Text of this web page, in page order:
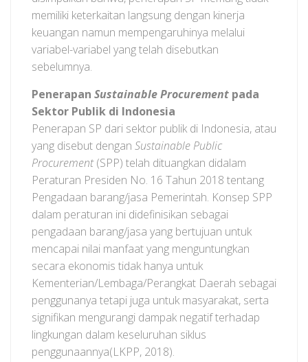
memiliki keterkaitan langsung dengan kinerja
keuangan namun mempengaruhinya melalui
variabel-variabel yang telah disebutkan
sebelumnya.
Penerapan Sustainable Procurement pada
Sektor Publik di Indonesia
Penerapan SP dari sektor publik di Indonesia, atau
yang disebut dengan Sustainable Public
Procurement(SPP) telah dituangkan didalam
Peraturan Presiden No. 16 Tahun 2018 tentang
Pengadaan barang/jasa Pemerintah. Konsep SPP
dalam peraturan ini didefinisikan sebagai
pengadaan barang/jasa yang bertujuan untuk
mencapai nilai manfaat yang menguntungkan
secara ekonomis tidak hanya untuk
Kementerian/Lembaga/Perangkat Daerah sebagai
penggunanya tetapi juga untuk masyarakat, serta
signifikan mengurangi dampak negatif terhadap
lingkungan dalam keseluruhan siklus
penggunaannya(LKPP, 2018).